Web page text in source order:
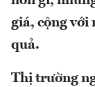
giá, cộng với
quả.
Thị trường